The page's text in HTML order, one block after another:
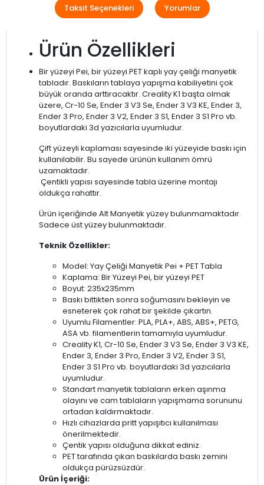
Taksit Seçenekleri Yorumlar
Ürün Özellikleri
Bir yüzeyi Pei, bir yüzeyi PET kaplı yay çeliği manyetik
tabladır. Baskıların tablaya yapışma kabiliyetini çok
büyük oranda arttıracaktır. Creality K1 başta olmak
üzere, Cr-10 Se, Ender 3 V3 Se, Ender 3 V3 KE, Ender 3,
Ender 3 Pro, Ender 3 V2, Ender 3 S1, Ender 3 S1 Pro vb.
boyutlardaki 3d yazıcılarla uyumludur.
Çift yüzeyli kaplaması sayesinde iki yüzeyide baskı için
kullanılabilir. Bu sayede ürünün kullanım ömrü
uzamaktadır.
Çentikli yapısı sayesinde tabla üzerine montajı
oldukça rahattır.
Ürün içeriğinde Alt Manyetik yüzey bulunmamaktadır.
Sadece üst yüzey bulunmaktadır.
Teknik Özellikler:
Model: Yay Çeliği Manyetik Pei + PET Tabla
Kaplama: Bir Yüzeyi Pei, bir yüzeyi PET
Boyut: 235x235mm
Baskı bittikten sonra soğumasını bekleyin ve
esneterek çok rahat bir şekilde çıkartın.
Uyumlu Filamentler: PLA, PLA+, ABS, ABS+, PETG,
ASA vb. filamentlerin tamamıyla uyumludur.
Creality K1, Cr-10 Se, Ender 3 V3 Se, Ender 3 V3 KE,
Ender 3, Ender 3 Pro, Ender 3 V2, Ender 3 S1,
Ender 3 S1 Pro vb. boyutlardaki 3d yazıcılarla
uyumludur.
Standart manyetik tablaların erken aşınma
olayını ve cam tablaların yapışmama sorununu
ortadan kaldırmaktadır.
Hızlı cihazlarda pritt yapışıtıcı kullanılması
önerilmektedir.
Çentik yapısı olduğuna dikkat ediniz.
PET tarafında çıkan baskılarda baskı zemini
oldukça pürüzsüzdür.
Ürün İçeriği: